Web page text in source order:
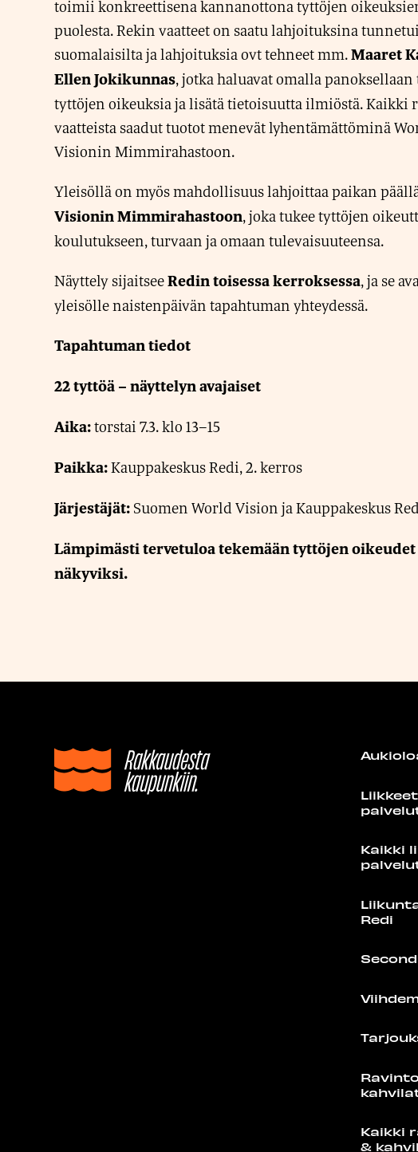
toimii konkreettisena kannanottona tyttöjen
puolesta. Rekin vaatteet on saatu lahjoituksina
suomalaisilta ja lahjoituksia ovt tehneet mm.Maaret
Ellen Jokikunnas, jotka haluavat omalla panoksellaan
tyttöjen oikeuksia ja lisätä tietoisuutta ilmiöstä. Kaikki
vaatteista saadut tuotot menevät lyhentämättöminä
Visionin Mimmirahastoon.
Yleisöllä on myös mahdollisuus lahjoittaa paikan
Visionin Mimmirahastoon, joka tukee tyttöjen
koulutukseen, turvaan ja omaan tulevaisuuteensa.
Näyttely sijaitseeRedin toisessa kerroksessa, ja se
yleisölle naistenpäivän tapahtuman yhteydessä.
Tapahtuman tiedot
22 tyttöä – näyttelyn avajaiset
Aika:torstai 7.3. klo 13–15
Paikka:Kauppakeskus Redi, 2. kerros
Järjestäjät: Suomen World Vision ja Kauppakeskus
Lämpimästi tervetuloa tekemään tyttöjen oikeudet
näkyviksi.
Kaikki
Redi
Kaikki
&